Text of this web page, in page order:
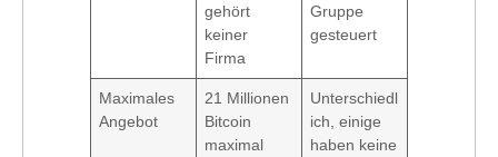
gehört
keiner
Firma
Gruppe
gesteuert
Maximales
Angebot
21 Millionen
Bitcoin
maximal
Unterschiedl
ich, einige
haben keine